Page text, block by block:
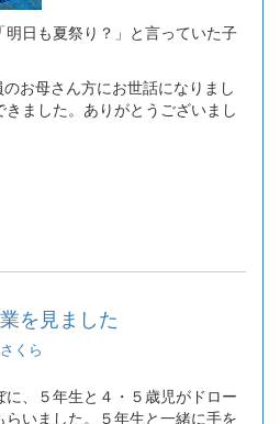
明日も夏祭り？」と言っていた子
お母さん方にお世話になりまし
ました。ありがとうございまし
を見ました
さくら
、５年生と４・５歳児がドロー
いました。５年生と一緒に手を